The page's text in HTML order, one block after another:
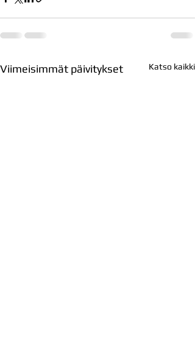
Viimeisimmät päivitykset Katso kaikki